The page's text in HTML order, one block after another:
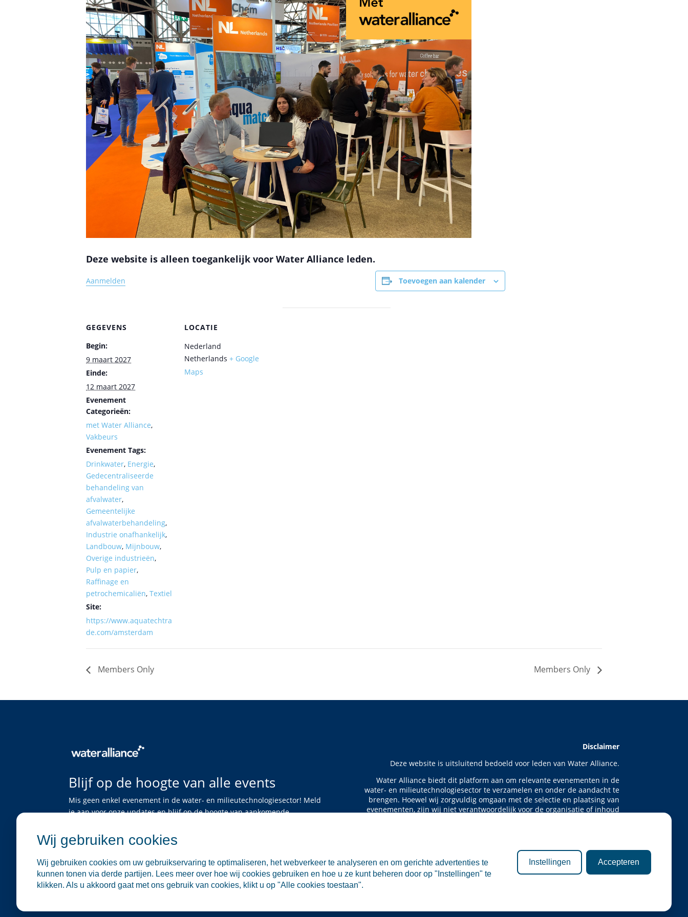
Deze website is alleen toegankelijk voor Water Alliance leden.
Aanmelden Toevoegen aan kalender
GEGEVENS
Begin:
9 maart 2027
Einde:
12 maart 2027
Evenement
Categorieën:
met Water Alliance,
Vakbeurs
Evenement Tags:
Drinkwater, Energie,
Gedecentraliseerde
behandeling van
afvalwater,
Gemeentelijke
afvalwaterbehandeling,
Industrie onafhankelijk,
Landbouw, Mijnbouw,
Overige industrieën,
Pulp en papier,
Raffinage en
petrochemicaliën, Textiel
Site:
https://www.aquatechtra
de.com/amsterdam
LOCATIE
Nederland
Netherlands + Google
Maps
Members Only Members Only
Blijf op de hoogte van alle events
Mis geen enkel evenement in de water- en milieutechnologiesector! Meld
je aan voor onze updates en blijf op de hoogte van aankomende
Disclaimer
Deze website is uitsluitend bedoeld voor leden van Water Alliance.
Water Alliance biedt dit platform aan om relevante evenementen in de
water- en milieutechnologiesector te verzamelen en onder de aandacht te
brengen. Hoewel wij zorgvuldig omgaan met de selectie en plaatsing van
evenementen, zijn wij niet verantwoordelijk voor de organisatie of inhoud
aan de vermelde evenementen. Water Alliance aanvaardt geen enkele
aansprakelijkheid voor directe of indirecte schade die voortvloeit uit het
gebruik van deze informatie.
Wij gebruiken cookies
Wij gebruiken cookies om uw gebruikservaring te optimaliseren, het webverkeer te analyseren en om gerichte advertenties te
kunnen tonen via derde partijen. Lees meer over hoe wij cookies gebruiken en hoe u ze kunt beheren door op "Instellingen" te
klikken. Als u akkoord gaat met ons gebruik van cookies, klikt u op "Alle cookies toestaan".
Instellingen Accepteren